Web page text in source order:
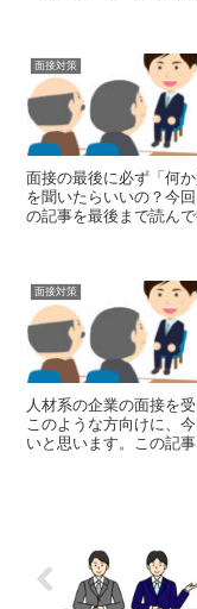
面接対策
面接の最後に必ず「何
を聞いたらいいの？今
の記事を最後まで読ん
面接対策
人材系の企業の面接を
このような方向けに、
いと思います。この記